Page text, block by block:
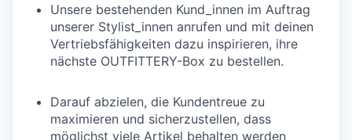
Unsere bestehenden Kund_innen im Auftrag
unserer Stylist_innen anrufen und mit deinen
Vertriebsfähigkeiten dazu inspirieren, ihre
nächste OUTFITTERY-Box zu bestellen.
Darauf abzielen, die Kundentreue zu
maximieren und sicherzustellen, dass
möglichst viele Artikel behalten werden